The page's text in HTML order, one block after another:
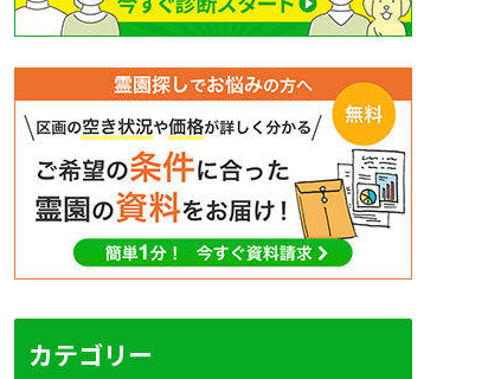
カテゴリー